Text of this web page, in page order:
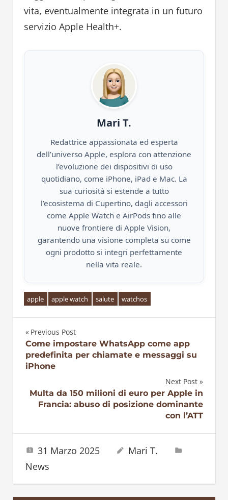
vita, eventualmente integrata in un futuro
servizio Apple Health+.
Mari T.
Redattrice appassionata ed esperta
dell’universo Apple, esplora con attenzione
l’evoluzione dei dispositivi di uso
quotidiano, come iPhone, iPad e Mac. La
sua curiosità si estende a tutto
l’ecosistema di Cupertino, dagli accessori
come Apple Watch e AirPods fino alle
nuove frontiere di Apple Vision,
garantendo una visione completa su come
ogni prodotto si integri perfettamente
nella vita reale.
apple apple watch salute watchos
Navigazione
articoli
Previous Post
Come impostare WhatsApp come app
predefinita per chiamate e messaggi su
iPhone
Next Post
Multa da 150 milioni di euro per Apple in
Francia: abuso di posizione dominante
con l’ATT
31 Marzo 2025
Mari T.
News